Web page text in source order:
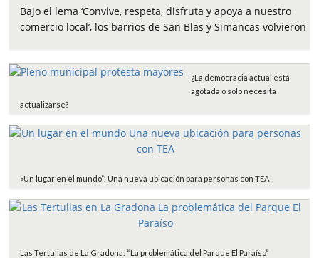
c
e
o
i
t
r
a
t
p
p
a
i
m
p
t
Bajo el lema ‘Convive, respeta, disfruta y apoya a nuestro
comercio local’, los barrios de San Blas y Simancas volvieron
¿La democracia actual está
agotada o solo necesita
actualizarse?
«Un lugar en el mundo”: Una nueva ubicación para personas con TEA
Las Tertulias de La Gradona: “La problemática del Parque El Paraíso”